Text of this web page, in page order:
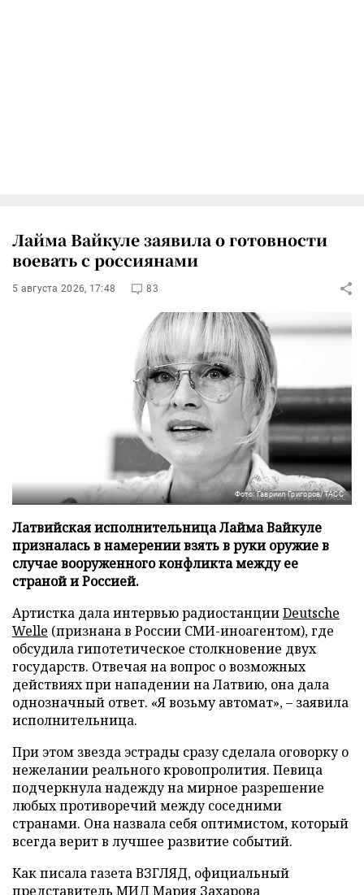
Лайма Вайкуле заявила о готовности
воевать с россиянами
5 августа 2026, 17:48 83
Фото: Гавриил Григоров/ТАСС
Латвийская исполнительница Лайма Вайкуле
призналась в намерении взять в руки оружие в
случае вооруженного конфликта между ее
страной и Россией.
Артистка дала интервью радиостанцииDeutsche
Welle (признана в России СМИ-иноагентом), где
обсудила гипотетическое столкновение двух
государств. Отвечая на вопрос о возможных
действиях при нападении на Латвию, она дала
однозначный ответ. «Я возьму автомат», – заявила
исполнительница.
При этом звезда эстрады сразу сделала оговорку о
нежелании реального кровопролития. Певица
подчеркнула надежду на мирное разрешение
любых противоречий между соседними
странами. Она назвала себя оптимистом, который
всегда верит в лучшее развитие событий.
Как писала газета ВЗГЛЯД, официальный
представитель МИД Мария Захарова